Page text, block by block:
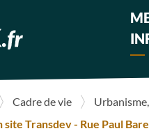
Cadre de vie
site Transdev - Rue Paul